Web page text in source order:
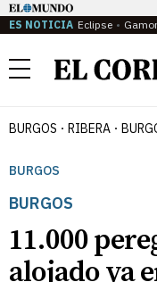
ES NOTICIA Eclipse
Menú
BURGOS RIBERA
BURGOS
BURGOS
11.000
alojado ya